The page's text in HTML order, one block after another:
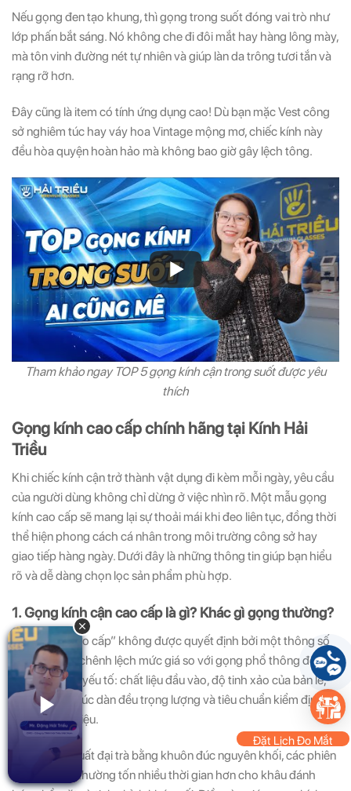
Nếu gọng đen tạo khung, thì gọng trong suốt đóng vai trò như
lớp phấn bắt sáng. Nó không che đi đôi mắt hay hàng lông mày,
mà tôn vinh đường nét tự nhiên và giúp làn da trông tươi tắn và
rạng rỡ hơn.
Đây cũng là item có tính ứng dụng cao! Dù bạn mặc Vest công
sở nghiêm túc hay váy hoa Vintage mộng mơ, chiếc kính này
đều hòa quyện hoàn hảo mà không bao giờ gây lệch tông.
Tham khảo ngay TOP 5 gọng kính cận trong suốt được yêu
thích
Gọng kính cao cấp chính hãng tại Kính Hải
Triều
Khi chiếc kính cận trở thành vật dụng đi kèm mỗi ngày, yêu cầu
của người dùng không chỉ dừng ở việc nhìn rõ. Một mẫu gọng
kính cao cấp sẽ mang lại sự thoải mái khi đeo liên tục, đồng thời
thể hiện phong cách cá nhân trong môi trường công sở hay
giao tiếp hàng ngày. Dưới đây là những thông tin giúp bạn hiểu
rõ và dễ dàng chọn lọc sản phẩm phù hợp.
1. Gọng kính cận cao cấp là gì? Khác gì gọng thường?
Khái niệm “cao cấp” không được quyết định bởi một thông số
duy nhất. Sự chênh lệch mức giá so với gọng phổ thông đến từ
tổng hòa các yếu tố: chất liệu đầu vào, độ tinh xảo của bản lề,
thiết kế cấu trúc dàn đều trọng lượng và tiêu chuẩn kiểm định
của thương hiệu.
Thay vì sản xuất đại trà bằng khuôn đúc nguyên khối, các phiên
bản cao cấp thường tốn nhiều thời gian hơn cho khâu đánh
Đặt Lịch Đo Mắt